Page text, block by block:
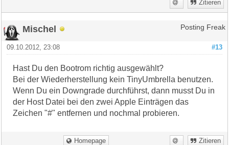
Zitieren
Mischel Posting Freak
#13
09.10.2012, 23:08
Hast Du den Bootrom richtig ausgewählt?
Bei der Wiederherstellung kein TinyUmbrella benutzen.
Wenn Du ein Downgrade durchführst, dann musst Du in
der Host Datei bei den zwei Apple Einträgen das
Zeichen "#" entfernen und nochmal probieren.
Homepage Zitieren